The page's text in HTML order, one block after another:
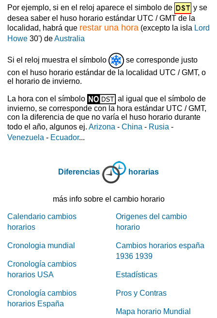
Por ejemplo, si en el reloj aparece el simbolo de
y se
desea saber el huso horario estándar UTC / GMT de la
localidad, habrá que restar una hora (excepto la isla Lord
Howe 30') deAustralia
Si el reloj muestra el símbolo
se corresponde justo
con el huso horario estándar de la localidad UTC / GMT, o
el horario de invierno.
La hora con el símbolo
al igual que el símbolo de
invierno, se corresponde con la hora estándar UTC / GMT,
con la diferencia de que no varía el huso horario durante
todo el año, algunos ej. Arizona - China - Rusia -
Venezuela - Ecuador...
Diferencias horarias
más info sobre el cambio horario
Calendario cambios
horarios
Cronologia mundial
Cronología cambios
horarios USA
Cronología cambios
horarios España
Origenes del cambio
horario
Cambios horarios españa
1936 1939
Estadísticas
Pros y Contras
Mapa horario Mundial